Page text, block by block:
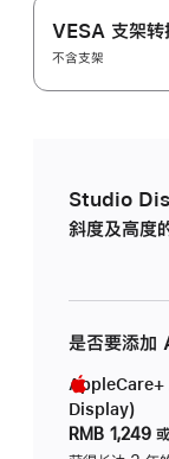
VESA 支架转
不含支架
Studio
斜度及高度
是否要添加
AppleCare+
Display)
RMB 1,249 或